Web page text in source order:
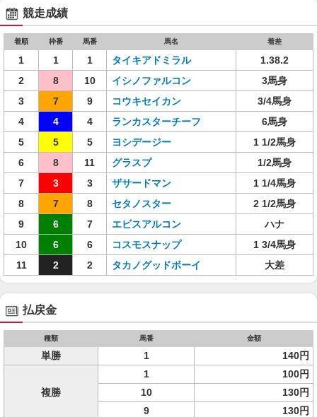
競走成績
着順 枠番 馬番 馬名 着差
1 1 1 タイキアドミラル
1.38.2
2
8 10 イシノファルコン
3馬身
3
7 9 コウキセイカン
3/4馬身
4
4 4 ランカスターチーフ
6馬身
5
5 5 ヨシデージー
1 1/2馬身
6
8 11 グラスプ
1/2馬身
7
3 3 ザサードマン
1 1/4馬身
8
7 8 セタノスター
2 1/2馬身
9
6 7 エビスアルコン
ハナ
10
6 6 コスモスナップ
1 3/4馬身
11
2 2 タカノグッドボーイ 大差
払戻金
種類 馬番 金額
単勝 1 140円
複勝
1
100円
10
130円
9
130円